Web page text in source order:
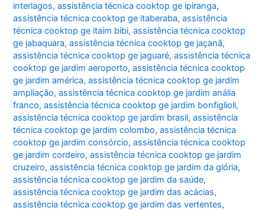
interlagos,assistência técnica cooktop ge ipiranga,
assistência técnica cooktop ge itaberaba,assistência
técnica cooktop ge itaim bibi,assistência técnica cooktop
ge jabaquara,assistência técnica cooktop ge jaçanã,
assistência técnica cooktop ge jaguaré,assistência técnica
cooktop ge jardim aeroporto,assistência técnica cooktop
ge jardim américa,assistência técnica cooktop ge jardim
ampliação,assistência técnica cooktop ge jardim anália
franco,assistência técnica cooktop ge jardim bonfiglioli,
assistência técnica cooktop ge jardim brasil,assistência
técnica cooktop ge jardim colombo,assistência técnica
cooktop ge jardim consórcio,assistência técnica cooktop
ge jardim cordeiro,assistência técnica cooktop ge jardim
cruzeiro,assistência técnica cooktop ge jardim da glória,
assistência técnica cooktop ge jardim da saúde,
assistência técnica cooktop ge jardim das acácias,
assistência técnica cooktop ge jardim das vertentes,